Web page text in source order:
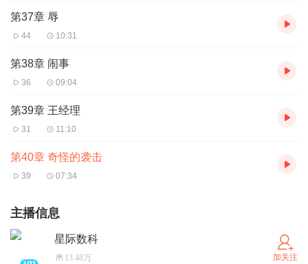
第37章 辱
44 10:31
第38章 闹事
36 09:04
第39章 王经理
31 11:10
第40章 奇怪的袭击
39 07:34
主播信息
星际数科
13.48万 加关注